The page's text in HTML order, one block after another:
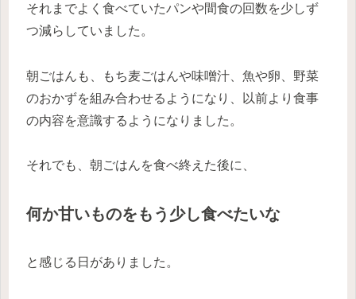
それまでよく食べていたパンや間食の回数を少しず
つ減らしていました。
朝ごはんも、もち麦ごはんや味噌汁、魚や卵、野菜
のおかずを組み合わせるようになり、以前より食事
の内容を意識するようになりました。
それでも、朝ごはんを食べ終えた後に、
何か甘いものをもう少し食べたいな
と感じる日がありました。